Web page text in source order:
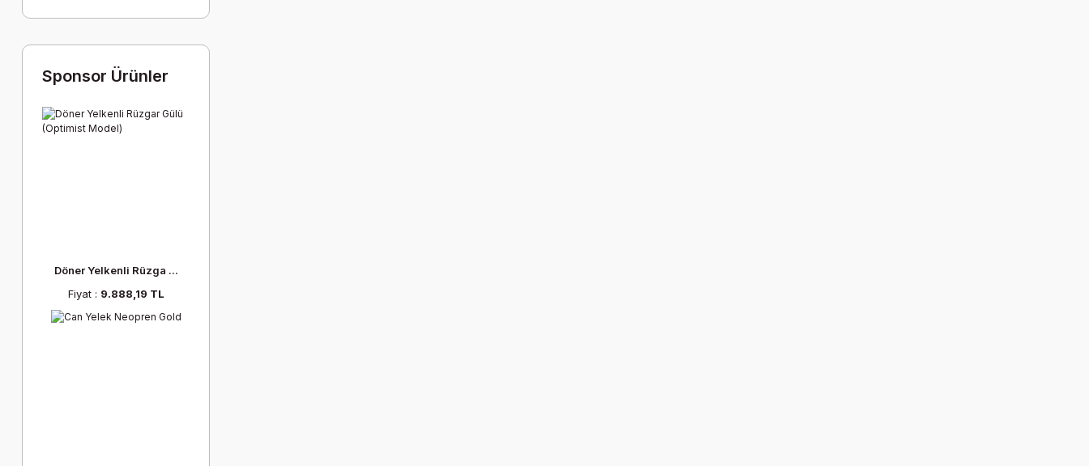
Sponsor Ürünler
Döner Yelkenli Rüzga ...
Fiyat : 9.888,19 TL